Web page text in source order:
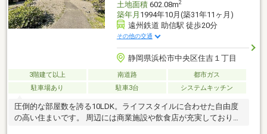
土地面積602.08m2
築年月 1994年10月(築31年11ヶ月)
遠州鉄道 助信駅 徒歩20分
その他の交通
静岡県浜松市中央区住吉１丁目
3階建て以上 南道路
都市ガス
駐車場あり
駐車3台 システムキッチン
圧倒的な部屋数を誇る10LDK。ライフスタイルに合わせた自由度
の高い住まいです。 周辺には商業施設や飲食店が充実しておりま